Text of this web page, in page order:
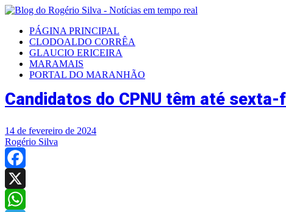
PÁGINA PRINCIPAL
CLODOALDO CORRÊA
GLAUCIO ERICEIRA
MARAMAIS
PORTAL DO MARANHÃO
Candidatos do CPNU têm até
14 de fevereiro de 2024
Rogério Silva
Facebook
X